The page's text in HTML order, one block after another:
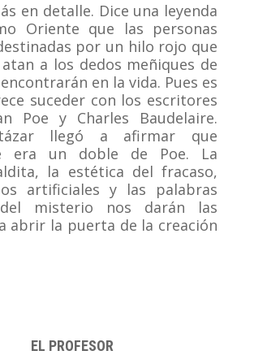
en detalle. Dice una leyenda
Oriente que las personas
por un hilo rojo que
a los dedos meñiques de
en la vida. Pues es
suceder con los escritores
Poe y Charles Baudelaire.
llegó a afirmar que
era un doble de Poe. La
la estética del fracaso,
artificiales y las palabras
misterio nos darán las
abrir la puerta de la creación
EL PROFESOR